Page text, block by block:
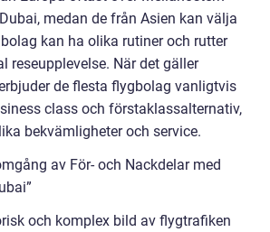
medan de från Asien kan välja
kan ha olika rutiner och rutter
reseupplevelse. När det gäller
de flesta flygbolag vanligtvis
class och förstaklassalternativ,
bekvämligheter och service.
av För- och Nackdelar med
och komplex bild av flygtrafiken